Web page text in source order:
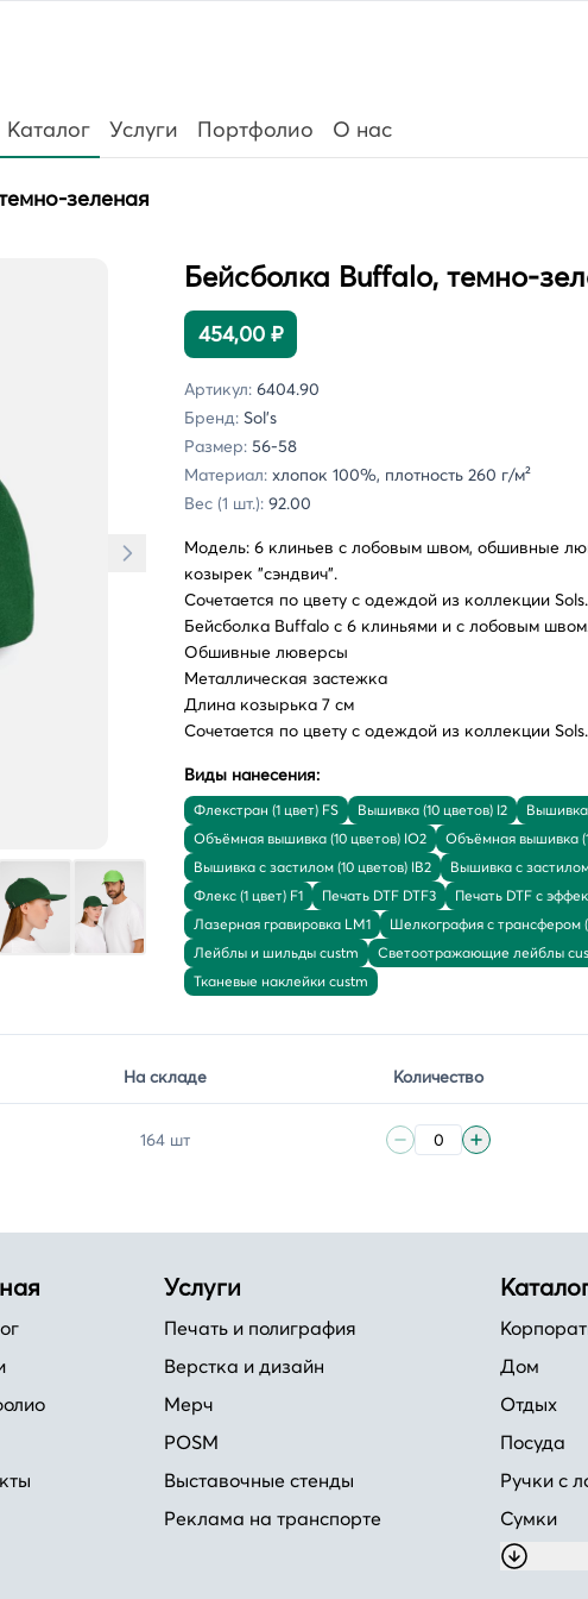
Каталог Услуги Портфолио О нас
зеленая
Бейсболка Buffalo, темно-
454,00 ₽
Артикул: 6404.90
Бренд: Sol's
Размер: 56-58
Материал: хлопок 100%, плотность 260 г/м²
Вес (1 шт.): 92.00
Модель: 6 клиньев с лобовым швом, обшивные
козырек "сэндвич".
Сочетается по цвету с одеждой из коллекции Sols.
Бейсболка Buffalo с 6 клиньями и с лобовым
Обшивные люверсы
Металлическая застежка
Длина козырька 7 см
Сочетается по цвету с одеждой из коллекции Sols.
Виды нанесения:
Флекстран (1 цвет) FS Вышивка (10 цветов) I2
Вышивка
Объёмная вышивка (10 цветов) IO2
Объёмная вышивка
Вышивка с застилом (10 цветов) IB2
Вышивка с застилом
Флекс (1 цвет) F1
Печать DTF DTF3
Печать DTF с
Лазерная гравировка LM1
Шелкография с трансфером
Лейблы и шильды custm
Светоотражающие лейблы
Тканевые наклейки custm
На складе Количество
164 шт
Услуги
Печать и полиграфия
Верстка и дизайн
Мерч
POSM
Выставочные стенды
Реклама на транспорте
Дом
Отдых
Посуда
Ручки с
Сумки